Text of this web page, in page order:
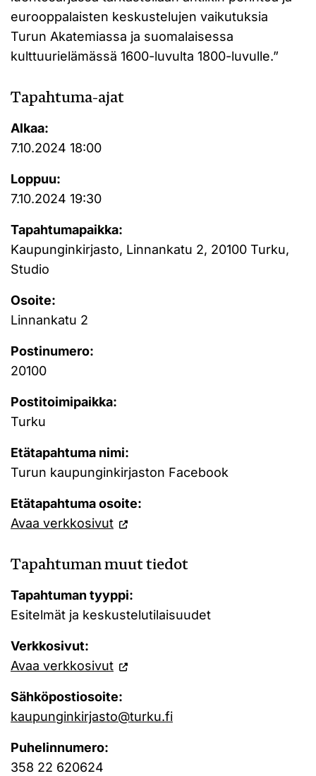
eurooppalaisten keskustelujen vaikutuksia
Turun Akatemiassa ja suomalaisessa
kulttuurielämässä 1600-luvulta 1800-luvulle.”
Tapahtuma-ajat
Alkaa:
7.10.2024 18:00
Loppuu:
7.10.2024 19:30
Tapahtumapaikka:
Kaupunginkirjasto, Linnankatu 2, 20100 Turku,
Studio
Osoite:
Linnankatu 2
Postinumero:
20100
Postitoimipaikka:
Turku
Etätapahtuma nimi:
Turun kaupunginkirjaston Facebook
Etätapahtuma osoite:
Avaa verkkosivut
Tapahtuman muut tiedot
Tapahtuman tyyppi:
Esitelmät ja keskustelutilaisuudet
Verkkosivut:
Avaa verkkosivut
Sähköpostiosoite:
kaupunginkirjasto@turku.fi
Puhelinnumero:
358 22 620624